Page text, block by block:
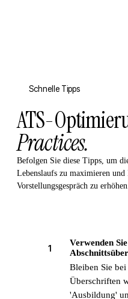
Schnelle Tipps
ATS-
Practices.
Befolgen Sie diese Tipps, um
Lebenslaufs zu maximieren
Vorstellungsgespräch zu
1
Verwenden
Bleiben Sie
Überschriften
'Ausbildung'